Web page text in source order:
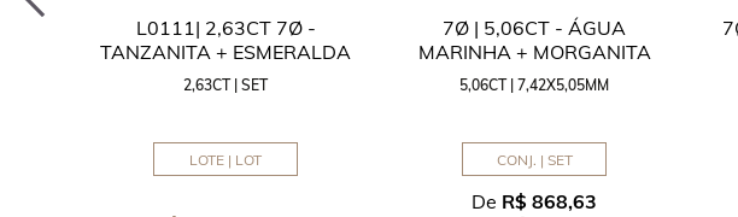
L0111| 2,63CT 7Ø -
TANZANITA + ESMERALDA
2,63CT | SET
LOTE | LOT
7Ø | 5,06CT - ÁGUA
MARINHA + MORGANITA
5,06CT | 7,42X5,05MM
CONJ. | SET
De R$ 868,63